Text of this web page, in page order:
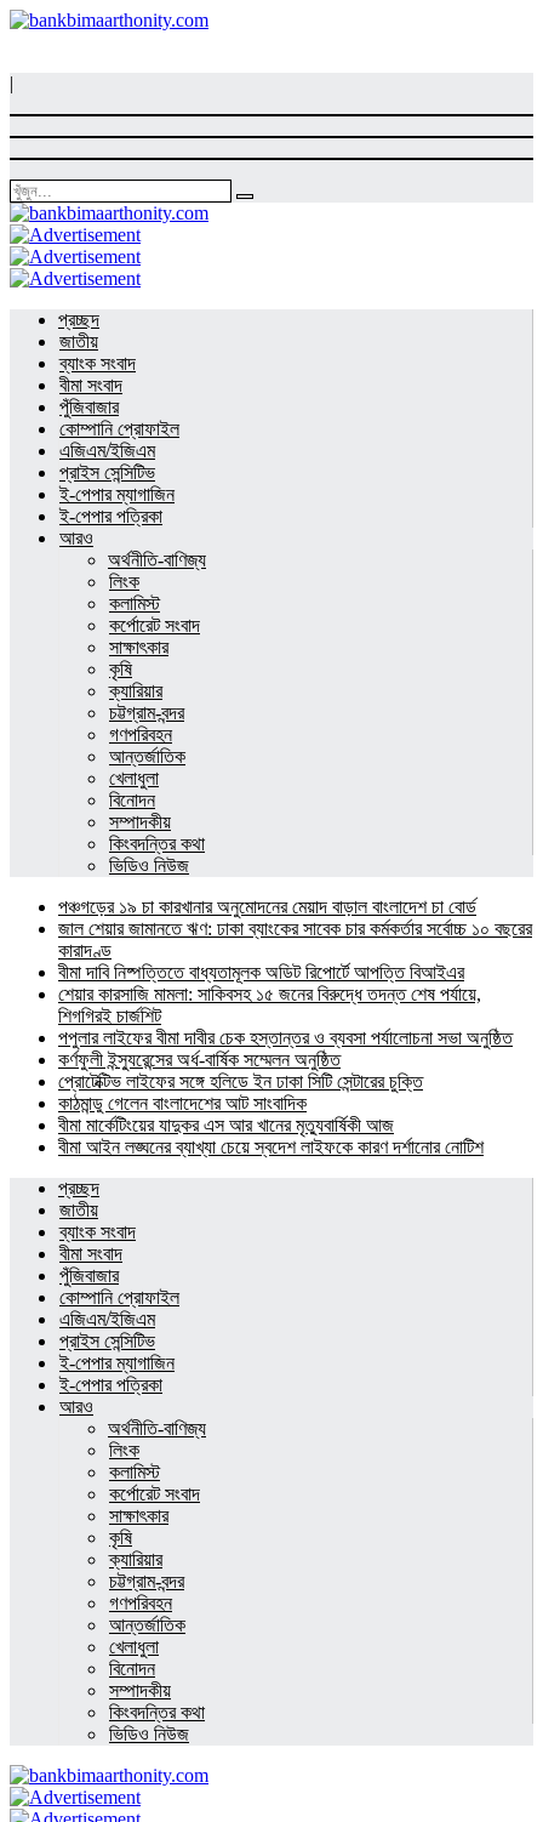
|
প্রচ্ছদ
জাতীয়
ব্যাংক সংবাদ
বীমা সংবাদ
পুঁজিবাজার
কোম্পানি প্রোফাইল
এজিএম/ইজিএম
প্রাইস সেন্সিটিভ
ই-পেপার ম্যাগাজিন
ই-পেপার পত্রিকা
আরও
অর্থনীতি-বাণিজ্য
লিংক
কলামিস্ট
কর্পোরেট সংবাদ
সাক্ষাৎকার
কৃষি
ক্যারিয়ার
চট্টগ্রাম-বন্দর
গণপরিবহন
আন্তর্জাতিক
খেলাধুলা
বিনোদন
সম্পাদকীয়
কিংবদন্তির কথা
ভিডিও নিউজ
পঞ্চগড়ের ১৯ চা কারখানার অনুমোদনের মেয়াদ বাড়াল বাংলাদেশ চা বোর্ড
জাল শেয়ার জামানতে ঋণ: ঢাকা ব্যাংকের সাবেক চার কর্মকর্তার সর্বোচ্চ ১০ বছরের
কারাদণ্ড
বীমা দাবি নিষ্পত্তিতে বাধ্যতামূলক অডিট রিপোর্টে আপত্তি বিআইএর
শেয়ার কারসাজি মামলা: সাকিবসহ ১৫ জনের বিরুদ্ধে তদন্ত শেষ পর্যায়ে,
শিগগিরই চার্জশিট
পপুলার লাইফের বীমা দাবীর চেক হস্তান্তর ও ব্যবসা পর্যালোচনা সভা অনুষ্ঠিত
কর্ণফুলী ইন্স্যুরেন্সের অর্ধ-বার্ষিক সম্মেলন অনুষ্ঠিত
প্রোটেক্টিভ লাইফের সঙ্গে হলিডে ইন ঢাকা সিটি সেন্টারের চুক্তি
কাঠমান্ডু গেলেন বাংলাদেশের আট সাংবাদিক
বীমা মার্কেটিংয়ের যাদুকর এস আর খানের মৃত্যুবার্ষিকী আজ
বীমা আইন লঙ্ঘনের ব্যাখ্যা চেয়ে স্বদেশ লাইফকে কারণ দর্শানোর নোটিশ
প্রচ্ছদ
জাতীয়
ব্যাংক সংবাদ
বীমা সংবাদ
পুঁজিবাজার
কোম্পানি প্রোফাইল
এজিএম/ইজিএম
প্রাইস সেন্সিটিভ
ই-পেপার ম্যাগাজিন
ই-পেপার পত্রিকা
আরও
অর্থনীতি-বাণিজ্য
লিংক
কলামিস্ট
কর্পোরেট সংবাদ
সাক্ষাৎকার
কৃষি
ক্যারিয়ার
চট্টগ্রাম-বন্দর
গণপরিবহন
আন্তর্জাতিক
খেলাধুলা
বিনোদন
সম্পাদকীয়
কিংবদন্তির কথা
ভিডিও নিউজ